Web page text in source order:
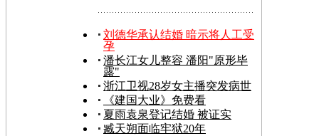
刘德华承认结婚 暗示将人工受
孕
潘长江女儿整容 潘阳"原形毕
露"
浙江卫视28岁女主播突发病世
《建国大业》免费看
夏雨袁泉登记结婚 被证实
臧天朔面临牢狱20年